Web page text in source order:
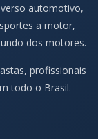
automotivo,
a motor,
dos motores.
profissionais
todo o Brasil.